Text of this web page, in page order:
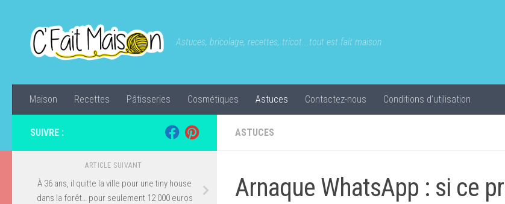
Astuces, bricolage, recettes, tricot...tout est fait maison
Maison Recettes Pâtisseries Cosmétiques Astuces Contactez-nous Conditions d’utilisation
ASTUCES
Arnaque WhatsApp : si ce
SUIVRE :
ARTICLE SUIVANT
À 36 ans, il quitte la ville pour une tiny house
dans la forêt… pour seulement 12 000 euros